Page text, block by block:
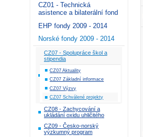
CZ01 - Technická
asistence a bilaterální fond
EHP fondy 2009 - 2014
Norské fondy 2009 - 2014
CZ07 - Spolupráce škol a
stipendia
CZ07 Aktuality
CZ07 Základní informace
CZ07 Výzvy
CZ07 Schválené projekty
CZ08 - Zachycování a
ukládání oxidu uhličitého
CZ09 - Česko-norský
výzkumný program